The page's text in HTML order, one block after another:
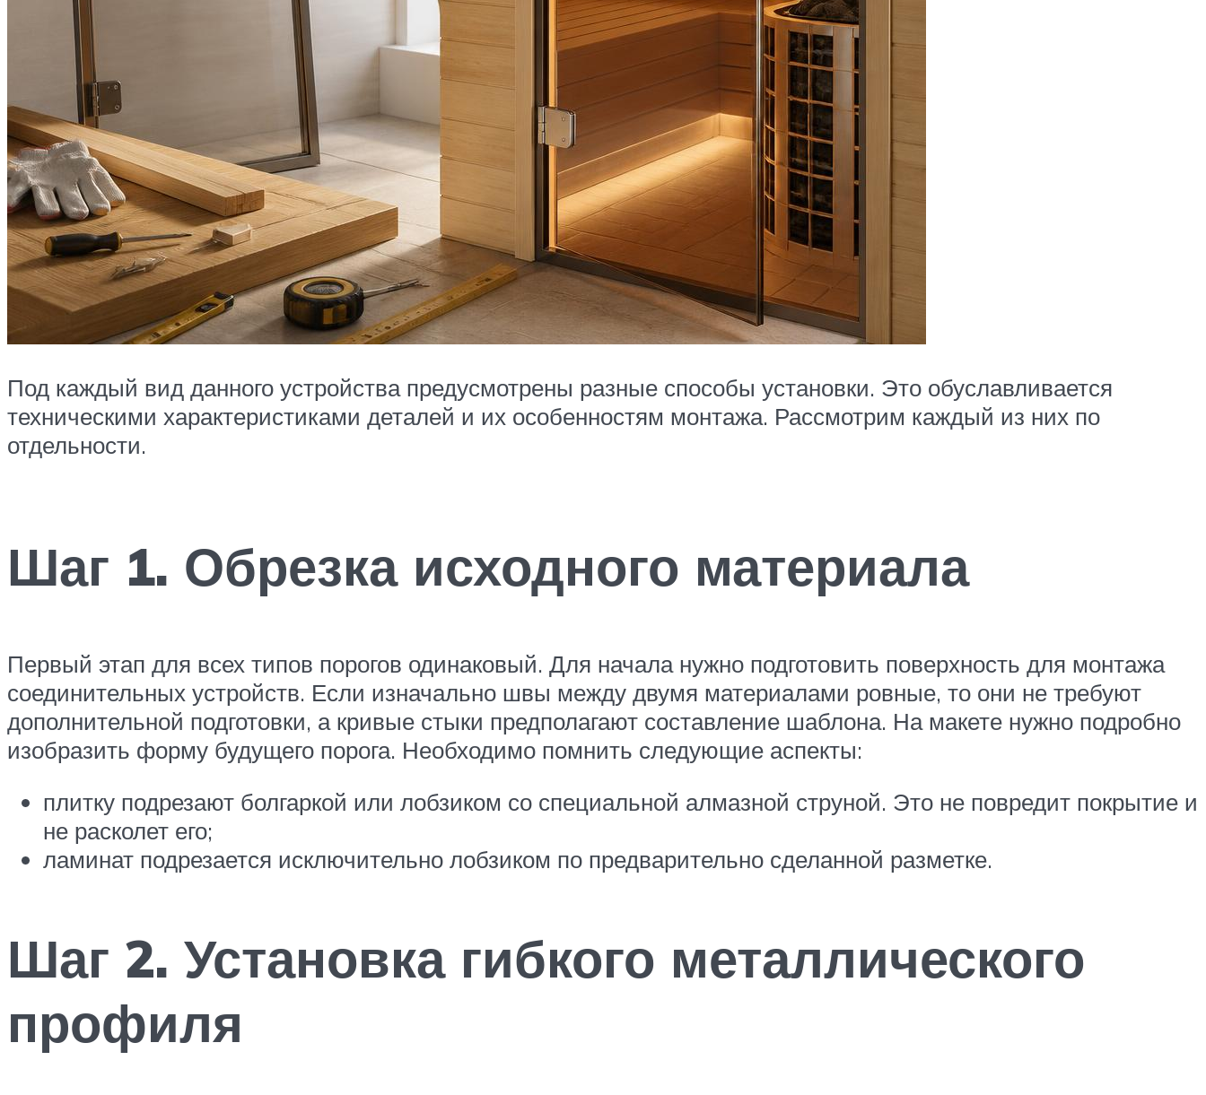
Под каждый вид данного устройства предусмотрены разные способы установки. Это обуславливается
техническими характеристиками деталей и их особенностям монтажа. Рассмотрим каждый из них по
отдельности.
Шаг 1. Обрезка исходного материала
Первый этап для всех типов порогов одинаковый. Для начала нужно подготовить поверхность для монтажа
соединительных устройств. Если изначально швы между двумя материалами ровные, то они не требуют
дополнительной подготовки, а кривые стыки предполагают составление шаблона. На макете нужно подробно
изобразить форму будущего порога. Необходимо помнить следующие аспекты:
плитку подрезают болгаркой или лобзиком со специальной алмазной струной. Это не повредит покрытие и
не расколет его;
ламинат подрезается исключительно лобзиком по предварительно сделанной разметке.
Шаг 2. Установка гибкого металлического
профиля